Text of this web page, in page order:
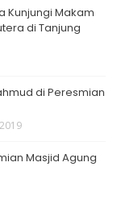
Kunjungi Makam
di Tanjung
di Peresmian
Masjid Agung